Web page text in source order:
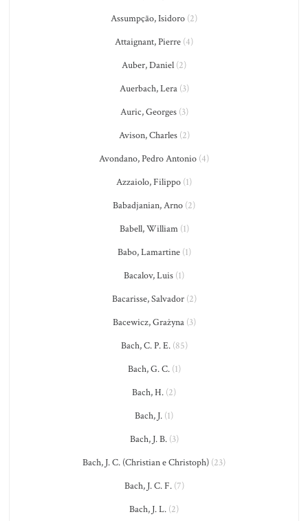
Assumpção, Isidoro (2)
Attaignant, Pierre (4)
Auber, Daniel (2)
Auerbach, Lera(3)
Auric, Georges(3)
Avison, Charles(2)
Avondano, Pedro Antonio (4)
Azzaiolo, Filippo (1)
Babadjanian, Arno (2)
Babell, William(1)
Babo, Lamartine(1)
Bacalov, Luis (1)
Bacarisse, Salvador(2)
Bacewicz, Grażyna(3)
Bach, C. P. E.(85)
Bach, G. C.(1)
Bach, H. (2)
Bach, J. (1)
Bach, J. B.(3)
Bach, J. C. (Christian e Christoph) (23)
Bach, J. C. F.(7)
Bach, J. L. (2)